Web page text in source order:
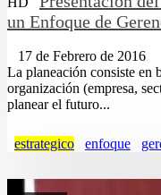
un Enfoque de
17 de Febrero de 2016
La planeación consiste en
organización (empresa,
planear el futuro...
estrategico enfoque